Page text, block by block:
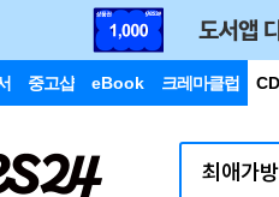
중고샵 eBook 크레마클럽